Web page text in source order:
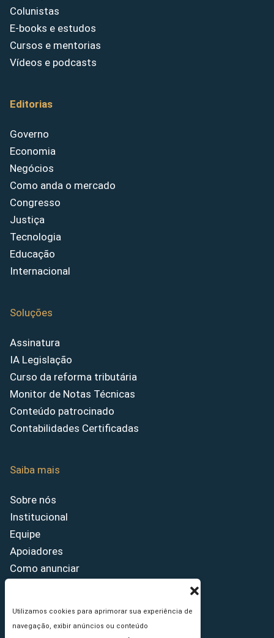
Utilizamos cookies para aprimorar sua experiência de
navegação, exibir anúncios ou conteúdo
Colunistas
E-books e estudos
Cursos e mentorias
Vídeos e podcasts
Editorias
Governo
Economia
Negócios
Como anda o mercado
Congresso
Justiça
Tecnologia
Educação
Internacional
Soluções
Assinatura
IA Legislação
Curso da reforma tributária
Monitor de Notas Técnicas
Conteúdo patrocinado
Contabilidades Certificadas
Saiba mais
Sobre nós
Institucional
Equipe
Apoiadores
Como anunciar